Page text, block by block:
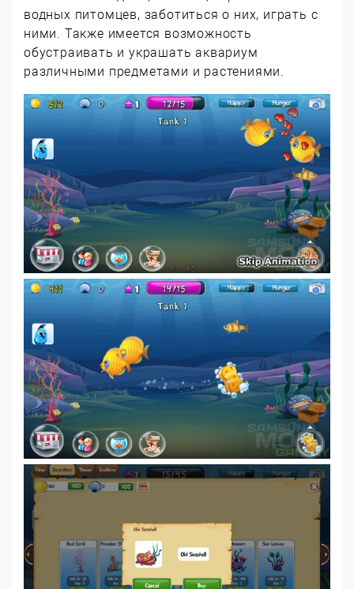
водных питомцев, заботиться о них, играть с
ними. Также имеется возможность
обустраивать и украшать аквариум
различными предметами и растениями.